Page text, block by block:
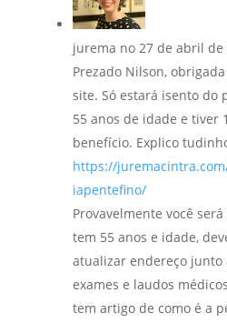
jurema no 27 de abril
Prezado Nilson,
site. Só estará isento do
55 anos de idade e tiver
benefício. Explico
https://
iapentefino/
Provavelmente você
tem 55 anos e idade,
atualizar endereço junto
exames e laudos
tem artigo de como é a